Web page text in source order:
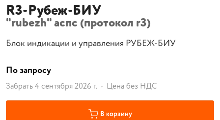
R3-Рубеж-БИУ
"rubezh" аспс (протокол r3)
Блок индикации и управления РУБЕЖ-БИУ
По запросу
Забрать 4 сентября 2026 г. Цена без НДС
В корзину